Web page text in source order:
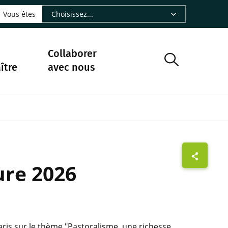
- CIRAD
Facebook - CIRAD
sur Instagram - CIRAD
sur Youtube - CIRAD
suivre sur Bluesky - CIRAD
Nourrir le vivant, le podcast du Cirad - CIRAD
Nous contacter par courriel - CIRAD
la page Flux RSS - CIRAD
Vous êtes
Collaborer
avec nous
2026